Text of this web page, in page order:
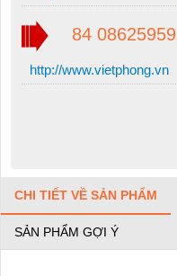
84
http://www.vietphong.vn
CHI TIẾT VỀ SẢN PHẨM
SẢN PHẨM GỢI Ý